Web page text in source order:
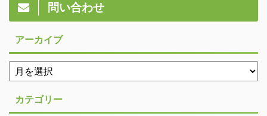
問い合わせ
アーカイブ
カテゴリー